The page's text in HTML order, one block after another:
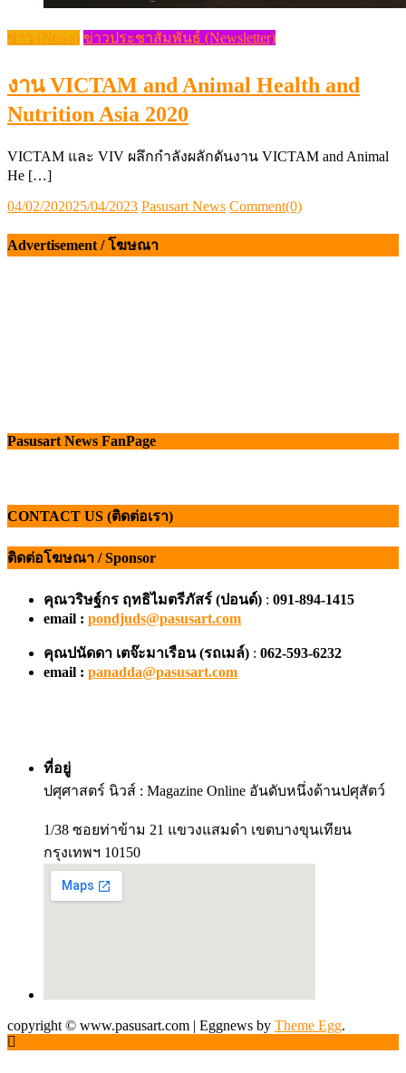
ข่าว (News) ข่าวประชาสัมพันธ์ (Newsletter)
งาน VICTAM and Animal Health and
Nutrition Asia 2020
VICTAM และ VIV ผลึกกำลังผลักดันงาน VICTAM and Animal
He […]
Posted
04/02/202025/04/2023 Author
Pasusart News Comment(0)
Advertisement / โฆษณา
Pasusart News FanPage
CONTACT US (ติดต่อเรา)
ติดต่อโฆษณา / Sponsor
คุณวริษฐ์กร ฤทธิไมตรีภัสร์ (ปอนด์) : 091-894-1415
email : pondjuds@pasusart.com
คุณปนัดดา เตจ๊ะมาเรือน (รถเมล์) : 062-593-6232
email : panadda@pasusart.com
ที่อยู่
ปศุศาสตร์ นิวส์ : Magazine Online อันดับหนึ่งด้านปศุสัตว์
1/38 ซอยท่าข้าม 21 แขวงแสมดำ เขตบางขุนเทียน
กรุงเทพฯ 10150
copyright © www.pasusart.com | Eggnews by Theme Egg.